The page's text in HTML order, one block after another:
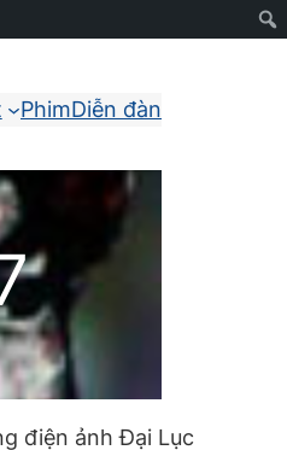
PhimDiễn đàn
điện ảnh Đại Lục